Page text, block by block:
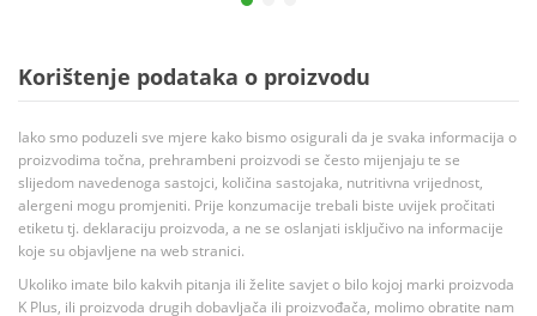
Korištenje podataka o proizvodu
Iako smo poduzeli sve mjere kako bismo osigurali da je svaka informacija o
proizvodima točna, prehrambeni proizvodi se često mijenjaju te se
slijedom navedenoga sastojci, količina sastojaka, nutritivna vrijednost,
alergeni mogu promjeniti. Prije konzumacije trebali biste uvijek pročitati
etiketu tj. deklaraciju proizvoda, a ne se oslanjati isključivo na informacije
koje su objavljene na web stranici.
Ukoliko imate bilo kakvih pitanja ili želite savjet o bilo kojoj marki proizvoda
K Plus, ili proizvoda drugih dobavljača ili proizvođača, molimo obratite nam